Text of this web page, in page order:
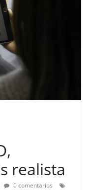
realista
0 comentarios